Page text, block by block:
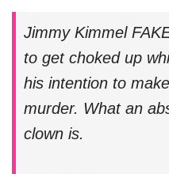
Jimmy Kimmel
to get choked up
his intention to
murder. What an
clown is.